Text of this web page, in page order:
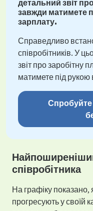
детальний звіт
завжди матимете
зарплату.
Справедливо
співробітників. У
звіт про заробітну
матимете під рукою
Спробуйте
співробітника
На графіку показано,
прогресують у своїй